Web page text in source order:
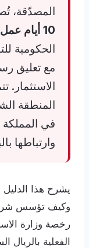
المصدّقة،
10 أيام عمل
مع تعليق
الاستثمار.
المنطقة
في المملكة
وارتباطها
يشرح هذا الدليل
رخصة وزارة
الفعلية بالريال